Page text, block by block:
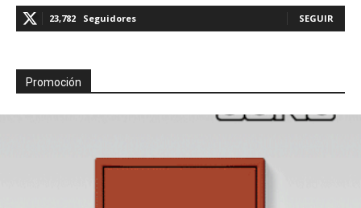
23,782 Seguidores SEGUIR
Promoción